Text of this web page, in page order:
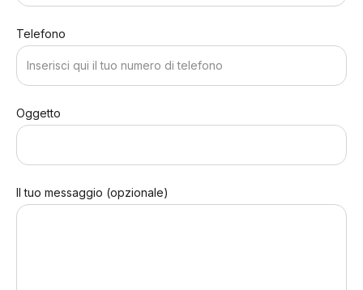
Telefono
Oggetto
Il tuo messaggio (opzionale)